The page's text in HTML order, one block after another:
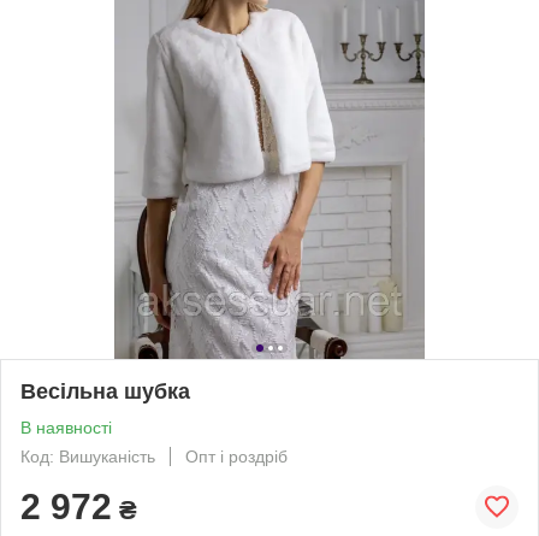
Весільна шубка
В наявності
Код: Вишуканість
Опт і роздріб
2 972 ₴